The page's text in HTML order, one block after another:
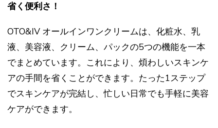
省く便利さ！
OTO&IV オールインワンクリームは、化粧水、乳
液、美容液、クリーム、パックの5つの機能を一本
でまとめています。これにより、煩わしいスキンケ
アの手間を省くことができます。たった1ステップ
でスキンケアが完結し、忙しい日常でも手軽に美容
ケアができます。